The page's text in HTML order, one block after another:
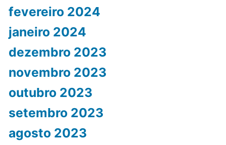
fevereiro 2024
janeiro 2024
dezembro 2023
novembro 2023
outubro 2023
setembro 2023
agosto 2023